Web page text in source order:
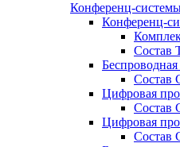
Конференц-
Конференц-
Состав
Состав
Цифровая
Состав
Цифровая
Состав